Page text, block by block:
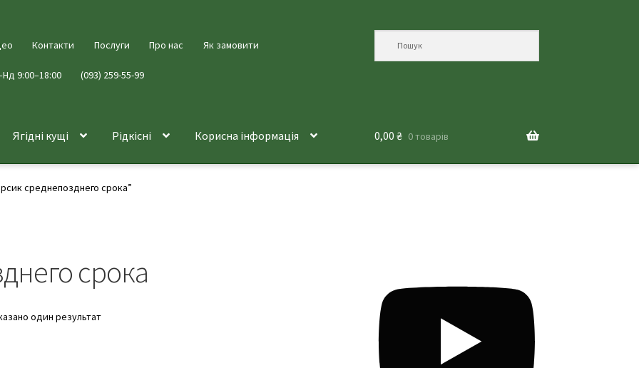
Контакти Послуги Про нас Як замовити
9:00–18:00 (093) 259-55-99
Ягідні кущі Рідкісні Корисна інформація 0,00 ₴ 0 товарів
среднепозднего срока”
срока
один результат